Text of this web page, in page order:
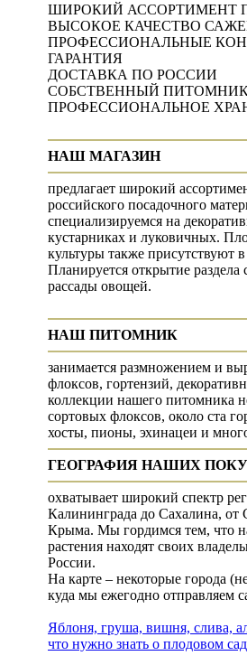
ШИРОКИЙ АССОРТИМЕНТ
ВЫСОКОЕ КАЧЕСТВО
ПРОФЕССИОНАЛЬНЫЕ
ГАРАНТИЯ
ДОСТАВКА ПО РОССИИ
СОБСТВЕННЫЙ
ПРОФЕССИОНАЛЬНОЕ
НАШ МАГАЗИН
предлагает широкий
российского посадочного
специализируемся на
кустарниках и луковичных.
культуры также присутствуют
Планируется открытие раздела
рассады овощей.
НАШ ПИТОМНИК
занимается размножением и
флоксов, гортензий,
коллекции нашего питомника
сортовых флоксов, около ста
хосты, пионы, эхинацеи и
ГЕОГРАФИЯ НАШИХ
охватывает широкий спектр
Калининграда до Сахалина, от
Крыма. Мы гордимся тем, что
растения находят своих
России.
На карте – некоторые города
куда мы ежегодно отправляем
Яблоня, груша, вишня, слива,
что нужно знать о плодовом